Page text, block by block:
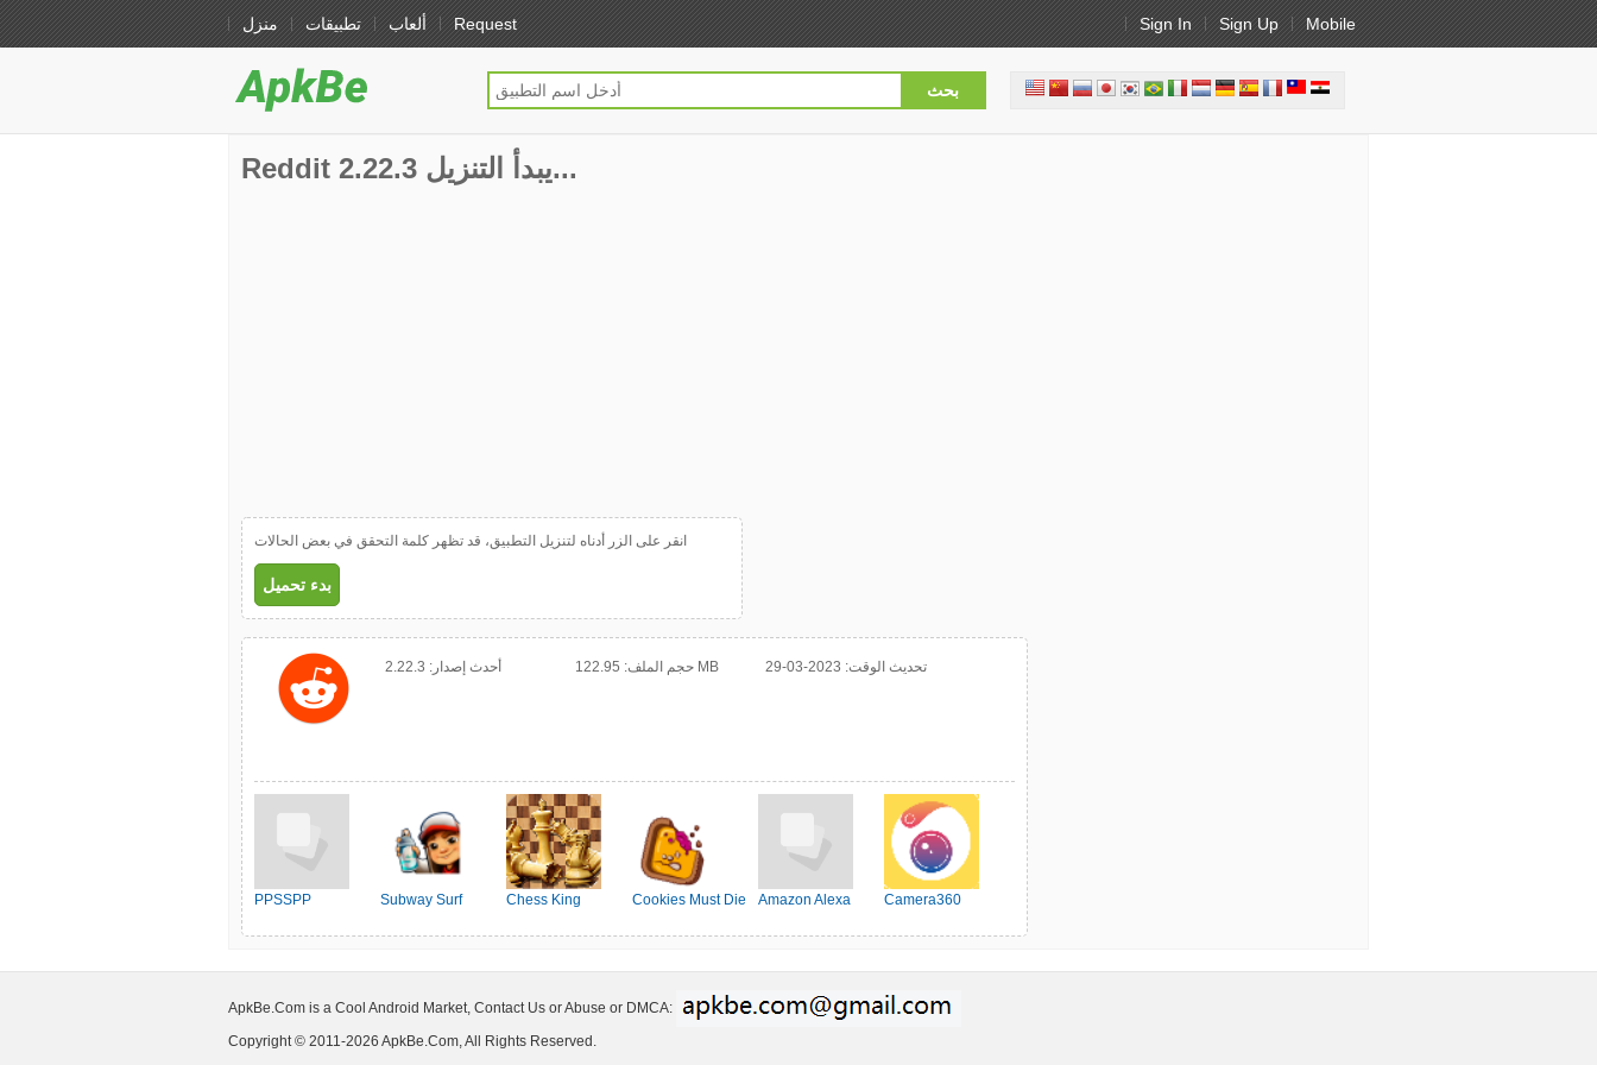
منزل تطبيقات ألعاب Request Sign In Sign Up Mobile
Reddit 2.22.3 يبدأ التنزيل...
انقر على الزر أدناه لتنزيل التطبيق، قد تظهر كلمة التحقق في بعض الحالات
بدء تحميل
أحدث إصدار: 2.22.3 حجم الملف: 122.95 MB تحديث الوقت: 2023-03-29
PPSSPP Subway Surf Chess King Cookies Must Die Amazon Alexa Camera360
ApkBe.Com is a Cool Android Market, Contact Us or Abuse or DMCA:
Copyright © 2011-2026 ApkBe.Com, All Rights Reserved.